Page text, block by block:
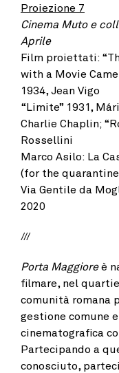
Proiezione 7
Cinema Muto e
Aprile
Film proiettati:
with a Movie
1934, Jean Vigo
“Limite” 1931,
Charlie Chaplin;
Rossellini
Marco Asilo: La
(for the
Via Gentile da
2020
///
Porta Maggioreè
filmare, nel
comunità romana
gestione comune
cinematografica
Partecipando a
conosciuto,